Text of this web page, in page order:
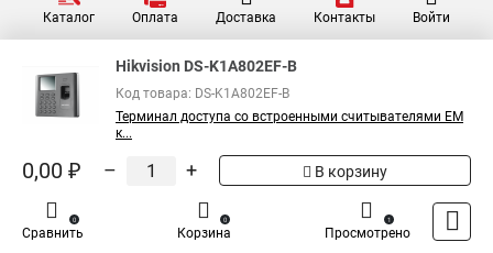
Каталог Оплата Доставка Контакты Войти
Hikvision DS-K1A802EF-B
Код товара: DS-K1A802EF-B
Терминал доступа со встроенными считывателями EM
к...
0,00 ₽ – + В корзину
Сравнить
0
Корзина
0
Просмотрено
1